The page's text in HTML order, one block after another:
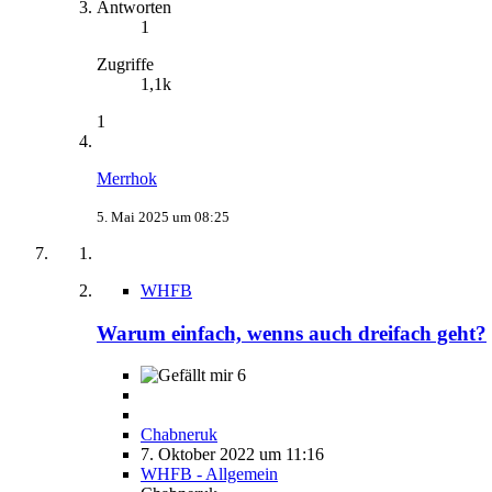
Antworten
1
Zugriffe
1,1k
1
Merrhok
5. Mai 2025 um 08:25
WHFB
Warum einfach, wenns auch dreifach geht?
6
Chabneruk
7. Oktober 2022 um 11:16
WHFB - Allgemein